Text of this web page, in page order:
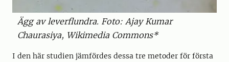
Ägg av leverflundra. Foto: Ajay Kumar
Chaurasiya, Wikimedia Commons*
I den här studien jämfördes dessa tre metoder för första